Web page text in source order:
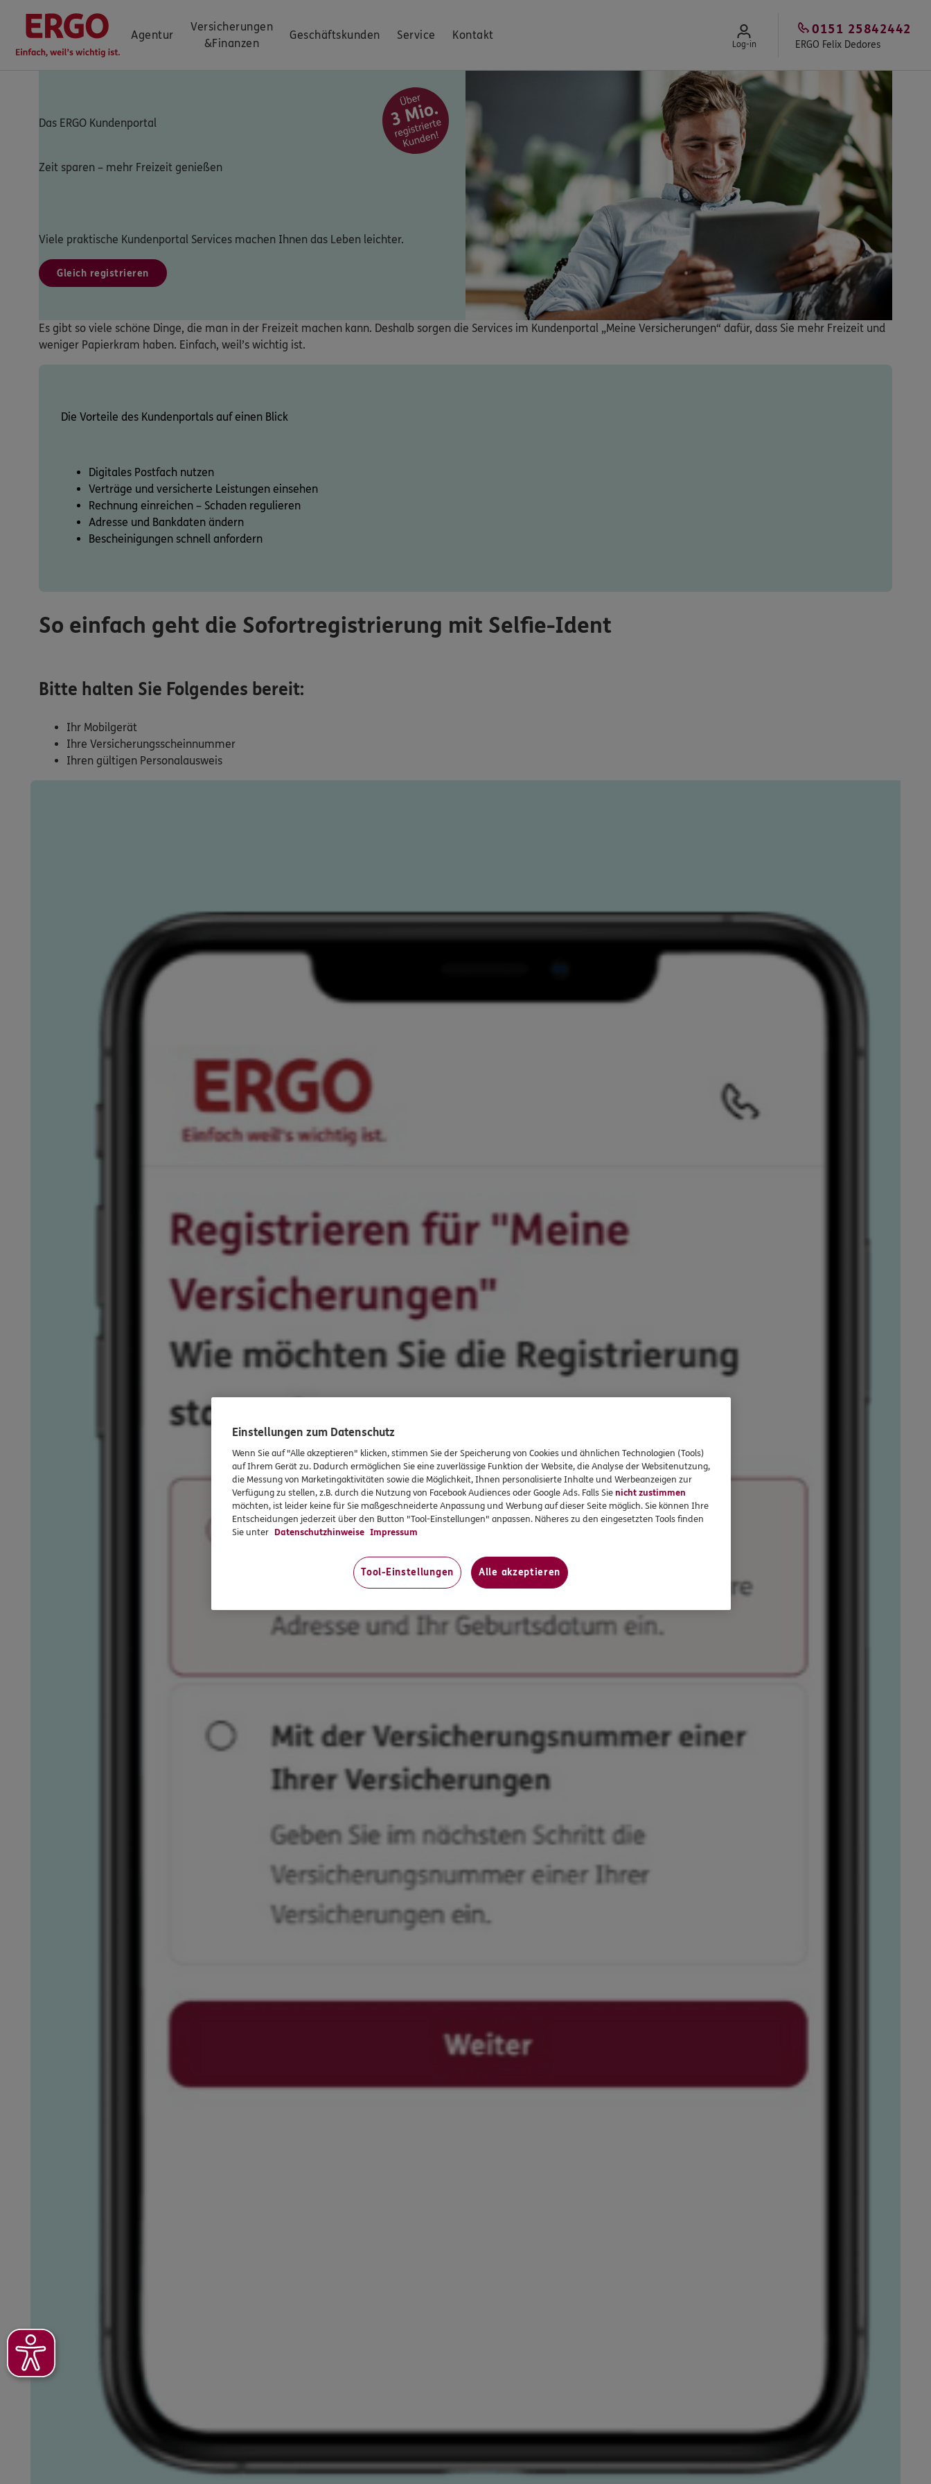
Agentur
Versicherungen
&Finanzen
Geschäftskunden Service Kontakt
Log-in ERGO Felix Dedores
0151 25842442
Das ERGO Kundenportal
Zeit sparen – mehr Freizeit genießen
Viele praktische Kundenportal Services machen Ihnen das Leben leichter.
Gleich registrieren
Es gibt so viele schöne Dinge, die man in der Freizeit machen kann. Deshalb sorgen die Services im Kundenportal „Meine Versicherungen“ dafür, dass Sie mehr Freizeit und
weniger Papierkram haben. Einfach, weil’s wichtig ist.
Die Vorteile des Kundenportals auf einen Blick
Digitales Postfach nutzen
Verträge und versicherte Leistungen einsehen
Rechnung einreichen – Schaden regulieren
Adresse und Bankdaten ändern
Bescheinigungen schnell anfordern
So einfach geht die Sofortregistrierung mit Selfie-Ident
Bitte halten Sie Folgendes bereit:
Ihr Mobilgerät
Ihre Versicherungsscheinnummer
Ihren gültigen Personalausweis
Einstellungen zum Datenschutz
Wenn Sie auf "Alle akzeptieren" klicken, stimmen Sie der Speicherung von Cookies und ähnlichen Technologien (Tools)
auf Ihrem Gerät zu. Dadurch ermöglichen Sie eine zuverlässige Funktion der Website, die Analyse der Websitenutzung,
die Messung von Marketingaktivitäten sowie die Möglichkeit, Ihnen personalisierte Inhalte und Werbeanzeigen zur
Verfügung zu stellen, z.B. durch die Nutzung von Facebook Audiences oder Google Ads. Falls Sienicht zustimmen
möchten, ist leider keine für Sie maßgeschneiderte Anpassung und Werbung auf dieser Seite möglich. Sie können Ihre
Entscheidungen jederzeit über den Button "Tool-Einstellungen" anpassen. Näheres zu den eingesetzten Tools finden
Sie unter Datenschutzhinweise Impressum
Tool-Einstellungen Alle akzeptieren